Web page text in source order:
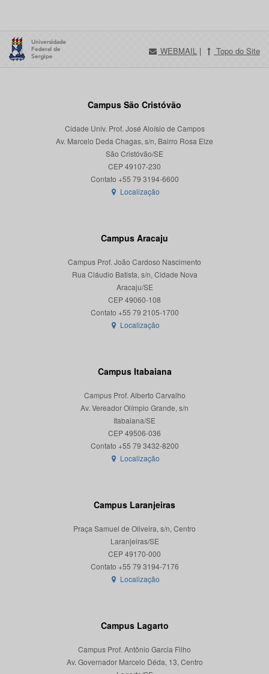
WEBMAIL | Topo do Site
Campus São Cristóvão
Cidade Univ. Prof. José Aloísio de Campos
Av. Marcelo Deda Chagas, s/n, Bairro Rosa Elze
São Cristóvão/SE
CEP 49107-230
Localização
Campus Aracaju
Campus Prof. João Cardoso Nascimento
Rua Cláudio Batista, s/n, Cidade Nova
Aracaju/SE
CEP 49060-108
Localização
Campus Itabaiana
Campus Prof. Alberto Carvalho
Av. Vereador Olímpio Grande, s/n
Itabaiana/SE
CEP 49506-036
Localização
Campus Laranjeiras
Praça Samuel de Oliveira, s/n, Centro
Laranjeiras/SE
CEP 49170-000
Localização
Campus Lagarto
Campus Prof. Antônio Garcia Filho
Av. Governador Marcelo Déda, 13, Centro